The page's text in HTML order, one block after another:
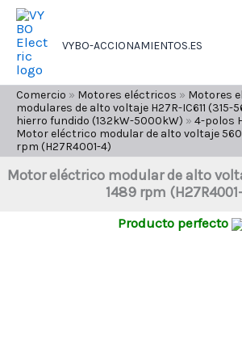
contenido
VYBO-ACCIONAMIENTOS.ES
Comercio » Motores eléctricos » Motores
modulares de alto voltaje H27R-IC611 (315-
hierro fundido (132kW-5000kW) » 4-polos
Motor eléctrico modular de alto voltaje 560
rpm (H27R4001-4)
Motor eléctrico modular de alto
1489 rpm
Producto perfecto